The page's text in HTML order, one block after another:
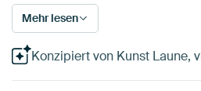
Mehr lesen
Konzipiert von Kunst Laune,